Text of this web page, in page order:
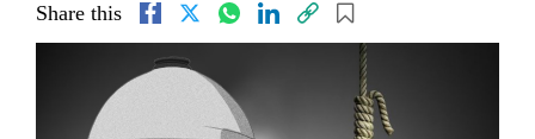
Share this